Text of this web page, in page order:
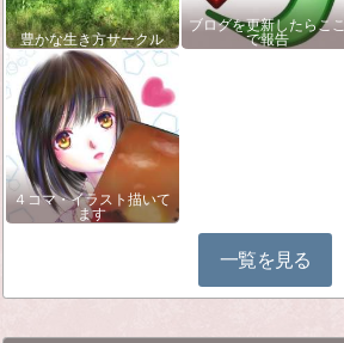
豊かな生き方サークル
ブログを更新したらここ
で報告
４コマ・イラスト描いて
ます
一覧を見る